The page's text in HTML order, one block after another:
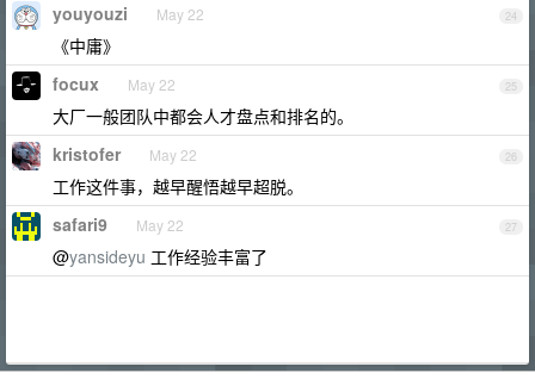
24
youyouzi May 22
《中庸》
25
focux May 22
大厂一般团队中都会人才盘点和排名的。
26
kristofer May 22
工作这件事，越早醒悟越早超脱。
27
safari9 May 22
@yansideyu 工作经验丰富了